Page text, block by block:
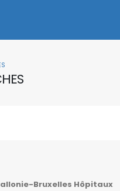
Bruxelles Hôpitaux